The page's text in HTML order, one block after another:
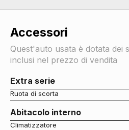
Accessori
Quest'auto usata è dotata dei
inclusi nel prezzo di vendita
Extra serie
Ruota di scorta
Abitacolo interno
Climatizzatore